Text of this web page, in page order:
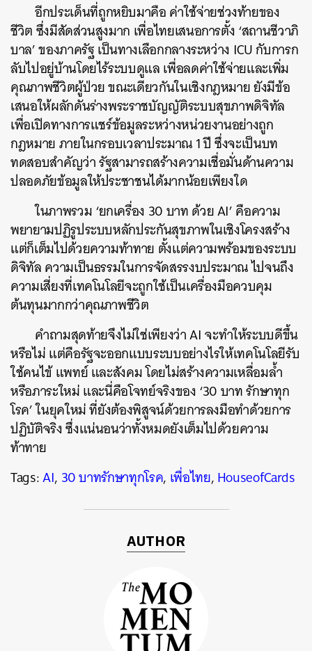
อีกประเด็นที่ถูกหยิบมาคือ ค่าใช้จ่ายช่วงท้ายของ
ชีวิต ซึ่งมีสัดส่วนสูงมาก เพื่อไทยเสนอการตั้ง ‘สถานชีวาภิ
บาล’ ของภาครัฐ เป็นทางเลือกกลางระหว่าง ICU กับการก
ลับไปอยู่บ้านโดยไร้ระบบดูแล เพื่อลดค่าใช้จ่ายและเพิ่ม
คุณภาพชีวิตผู้ป่วย ขณะเดียวกันในเชิงกฎหมาย ยังมีข้อ
เสนอให้ผลักดันร่างพระราชบัญญัติระบบสุขภาพดิจิทัล
เพื่อเปิดทางการแชร์ข้อมูลระหว่างหน่วยงานอย่างถูก
กฎหมาย ภายในกรอบเวลาประมาณ 1 ปี ซึ่งจะเป็นบท
ทดสอบสำคัญว่า รัฐสามารถสร้างความเชื่อมั่นด้านความ
ปลอดภัยข้อมูลให้ประชาชนได้มากน้อยเพียงใด
ในภาพรวม ‘ยกเครื่อง 30 บาท ด้วย AI’ คือความ
พยายามปฏิรูประบบหลักประกันสุขภาพในเชิงโครงสร้าง
แต่ก็เต็มไปด้วยความท้าทาย ตั้งแต่ความพร้อมของระบบ
ดิจิทัล ความเป็นธรรมในการจัดสรรงบประมาณ ไปจนถึง
ความเสี่ยงที่เทคโนโลยีจะถูกใช้เป็นเครื่องมือควบคุม
ต้นทุนมากกว่าคุณภาพชีวิต
คำถามสุดท้ายจึงไม่ใช่เพียงว่า AI จะทำให้ระบบดีขึ้น
หรือไม่ แต่คือรัฐจะออกแบบระบบอย่างไรให้เทคโนโลยีรับ
ใช้คนไข้ แพทย์ และสังคม โดยไม่สร้างความเหลื่อมล้ำ
หรือภาระใหม่ และนี่คือโจทย์จริงของ ‘30 บาท รักษาทุก
โรค’ ในยุคใหม่ ที่ยังต้องพิสูจน์ด้วยการลงมือทำด้วยการ
ปฏิบัติจริง ซึ่งแน่นอนว่าทั้งหมดยังเต็มไปด้วยความ
ท้าทาย
Tags:AI, 30 บาทรักษาทุกโรค, เพื่อไทย,HouseofCards
AUTHOR